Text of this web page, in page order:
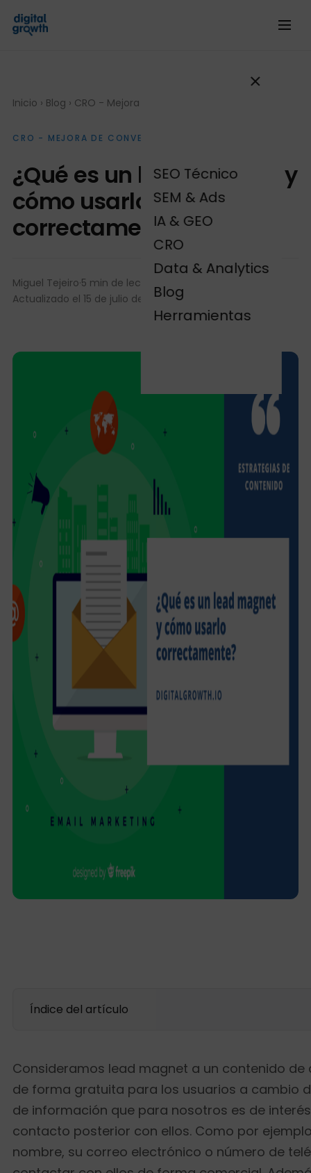
SEO Técnico
SEM & Ads
IA & GEO
CRO
Data & Analytics
Blog
Herramientas
Inicio › Blog › CRO - Mejora de conversión
CRO - MEJORA DE CONVERSIÓN
¿Qué es un lead magnet y
cómo usarlo
correctamente?
Miguel Tejeiro·5 min de lectura
Actualizado el 15 de julio de 2026
Índice del artículo
Consideramos lead magnet a un contenido
de forma gratuita para los usuarios a cambio
de información que para nosotros es de
contacto posterior con ellos. Como por
nombre, su correo electrónico o número de